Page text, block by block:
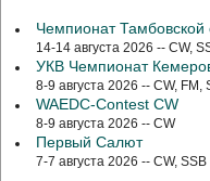
Чемпионат Тамбовской
14-14 августа 2026 -- CW,
УКВ Чемпионат
8-9 августа 2026 -- CW, FM,
WAEDC-Contest CW
8-9 августа 2026 -- CW
Первый Салют
7-7 августа 2026 -- CW, SSB